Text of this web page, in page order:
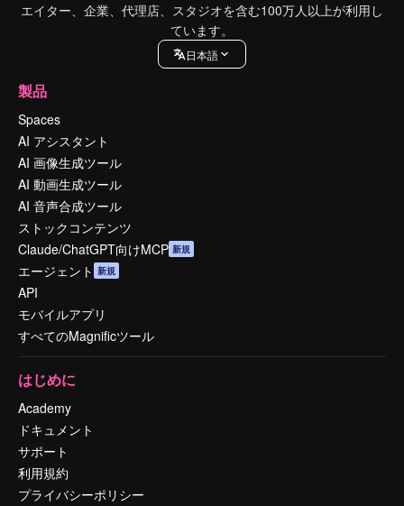
エイター、企業、代理店、スタジオを含む100万人以上が利用し
ています。
日本語
製品
Spaces
AI アシスタント
AI 画像生成ツール
AI 動画生成ツール
AI 音声合成ツール
ストックコンテンツ
Claude/ChatGPT向けMCP 新規
エージェント 新規
API
モバイルアプリ
すべてのMagnificツール
はじめに
Academy
ドキュメント
サポート
利用規約
プライバシーポリシー